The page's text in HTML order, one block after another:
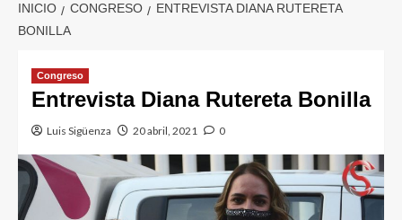
INICIO CONGRESO
ENTREVISTA DIANA RUTERETA
BONILLA
Congreso
Entrevista Diana Rutereta Bonilla
Luis Sigüenza 20 abril, 2021 0